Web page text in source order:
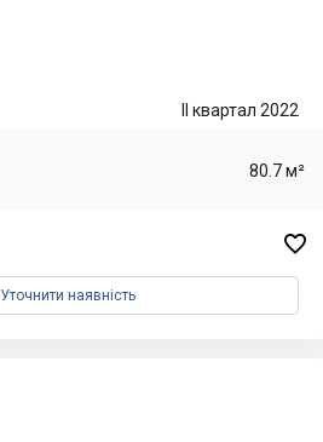
II квартал 2022
80.7 м²

Уточнити наявність